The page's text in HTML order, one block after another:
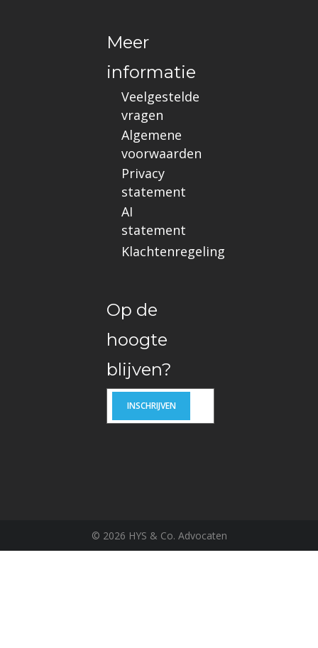
Meer
informatie
Veelgestelde
vragen
Algemene
voorwaarden
Privacy
statement
AI
statement
Klachtenregeling
Op de
hoogte
blijven?
© 2026 HYS & Co. Advocaten